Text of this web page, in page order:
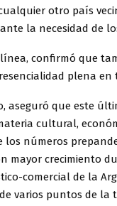
otro país
la necesidad de
confirmó que
plena en
aseguró que este
cultural,
los números
mayor crecimiento
comercial de la
varios puntos de la